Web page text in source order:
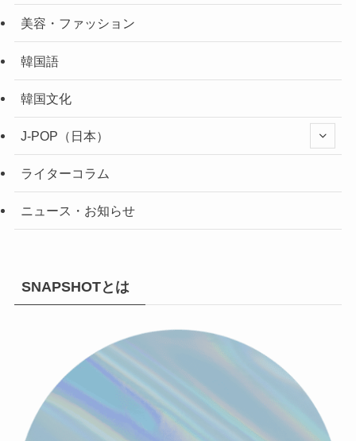
美容・ファッション
韓国語
韓国文化
J-POP（日本）
ライターコラム
ニュース・お知らせ
SNAPSHOTとは